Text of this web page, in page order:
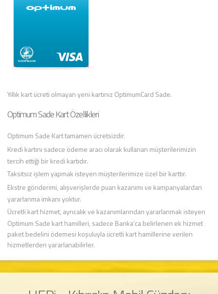
Yıllık kart ücreti olmayan yeni kartınız OptimumCard Sade.
Optimum Sade Kart Özellikleri
Optimum Sade Kart tamamen ücretsizdir.
Kredi kartını sadece ödeme aracı olarak kullanan müşterilerimizin
tercih ettiği bir kredi kartıdır.
Taksitsiz işlem yapmak isteyen müşterilerimize özel bir karttır.
Ekstre gönderimi, alışverişlerde puan kazanımı ve kampanyalardan
yararlanma imkanı yoktur.
Ücretli kart hizmet, ayrıcalık ve kazanımlarından yararlanmak isteyen
Optimum Sade kart hamilleri, sadece Banka’ca belirlenen ek hizmet
paket bedelini ödemesi koşuluyla ücretli kart hamillerine verilen
hizmetlerden yararlanabilirler.